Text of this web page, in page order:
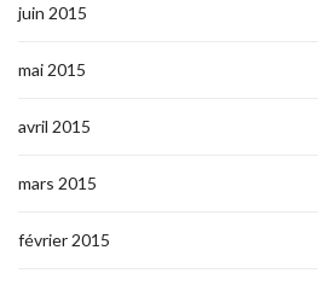
juin 2015
mai 2015
avril 2015
mars 2015
février 2015